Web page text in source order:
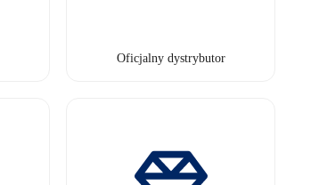
Oficjalny dystrybutor